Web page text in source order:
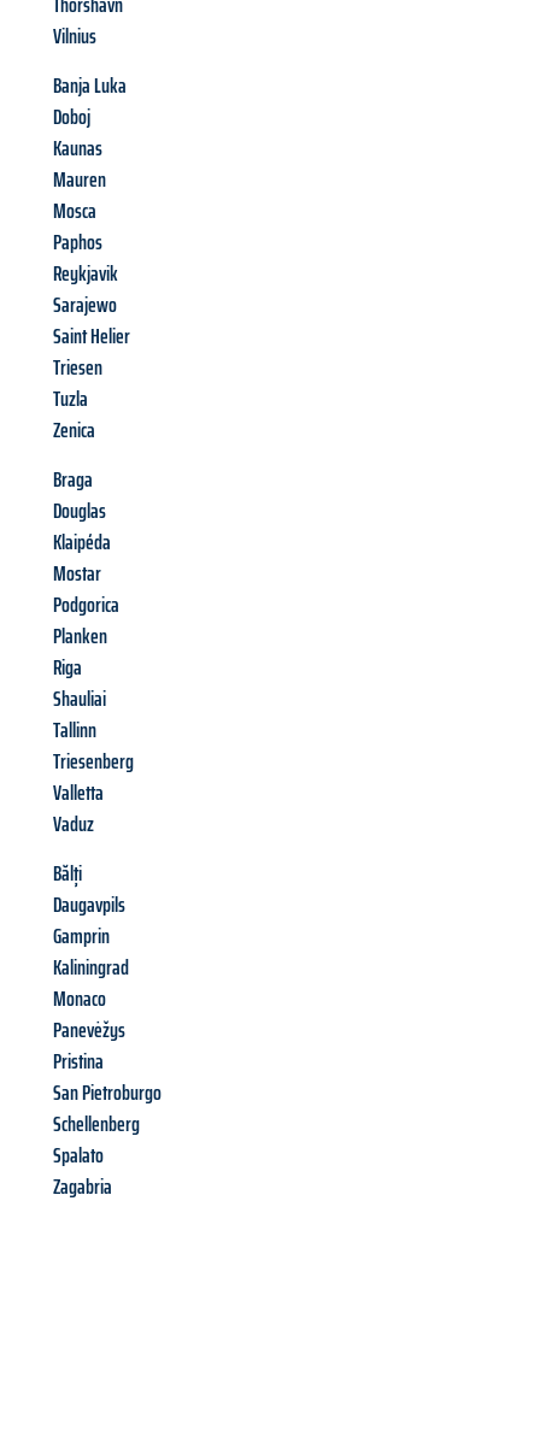
Vilnius
Banja Luka
Doboj
Kaunas
Mauren
Mosca
Paphos
Reykjavik
Sarajewo
Saint Helier
Triesen
Tuzla
Zenica
Braga
Douglas
Klaipéda
Mostar
Podgorica
Planken
Riga
Shauliai
Tallinn
Triesenberg
Valletta
Vaduz
Bălți
Daugavpils
Gamprin
Kaliningrad
Monaco
Panevėžys
Pristina
San Pietroburgo
Schellenberg
Spalato
Zagabria